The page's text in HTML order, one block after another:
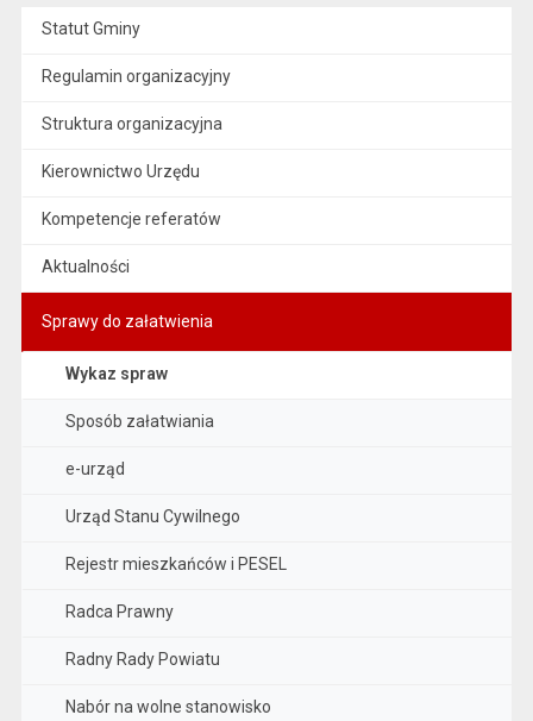
Statut Gminy
Regulamin organizacyjny
Struktura organizacyjna
Kierownictwo Urzędu
Kompetencje referatów
Aktualności
Sprawy do załatwienia
Wykaz spraw
Sposób załatwiania
e-urząd
Urząd Stanu Cywilnego
Rejestr mieszkańców i PESEL
Radca Prawny
Radny Rady Powiatu
Nabór na wolne stanowisko